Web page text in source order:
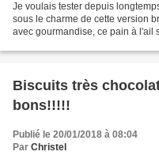
Je voulais tester depuis
sous le charme de cette version
avec gourmandise, ce pain à l'ail
Biscuits très
bons!!!!!
Publié le 20/01/2018 à 08:04
Par Christel